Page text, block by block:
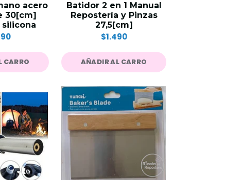
acero
30[cm]
CARRO
Batidor 2 en 1 Manual
Repostería y Pinzas
27,5[cm]
$1.490
AÑADIR AL CARRO